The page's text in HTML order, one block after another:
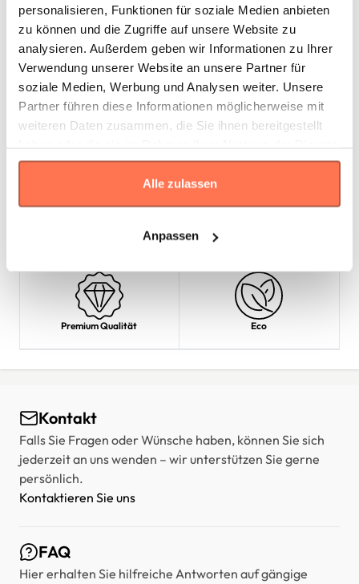
personalisieren, Funktionen für soziale Medien anbieten
zu können und die Zugriffe auf unsere Website zu
analysieren. Außerdem geben wir Informationen zu Ihrer
Verwendung unserer Website an unsere Partner für
soziale Medien, Werbung und Analysen weiter. Unsere
Partner führen diese Informationen möglicherweise mit
weiteren Daten zusammen, die Sie ihnen bereitgestellt
gesammelt haben.
Alle zulassen
Anpassen
L 59 68
XL 62 69
XXL 64 72
3XL 66 74
Premium Qualität Eco
Kontakt
Falls Sie Fragen oder Wünsche haben, können Sie sich
jederzeit an uns wenden – wir unterstützen Sie gerne
persönlich.
Kontaktieren Sie uns
FAQ
Hier erhalten Sie hilfreiche Antworten auf gängige